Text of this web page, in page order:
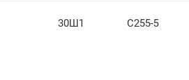
30Ш1 С255-5